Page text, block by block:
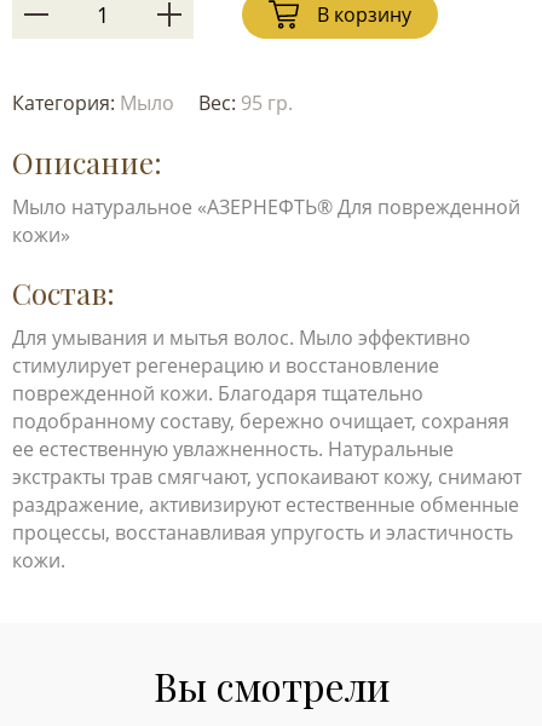
В корзину
Категория: Мыло Вес: 95 гр.
Описание:
Мыло натуральное «АЗЕРНЕФТЬ® Для поврежденной
кожи»
Состав:
Для умывания и мытья волос. Мыло эффективно
стимулирует регенерацию и восстановление
поврежденной кожи. Благодаря тщательно
подобранному составу, бережно очищает, сохраняя
ее естественную увлажненность. Натуральные
экстракты трав смягчают, успокаивают кожу, снимают
раздражение, активизируют естественные обменные
процессы, восстанавливая упругость и эластичность
кожи.
Вы смотрели